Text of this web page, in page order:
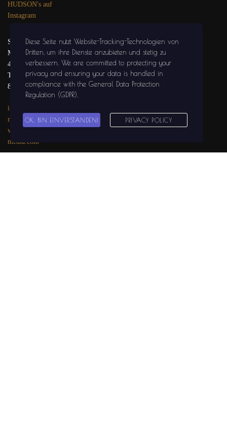
HUDSON's auf
Instagram
SOLIDGROUND
MEDIA
47441 MOERS
Tel.: 02841 / 999 29
81
info@solidground-
media.com
www.solidground-
media.com
Diese Seite nutzt Website-Tracking-Technologien von
Dritten, um ihre Dienste anzubieten und stetig zu
verbessern . We are committed to protecting your
privacy and ensuring your data is handled in
compliance with the General Data Protection
Regulation (GDPR)
OK, BIN EINVERSTANDEN! PRIVACY POLICY